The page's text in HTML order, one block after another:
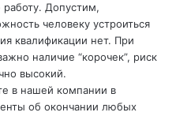
Допустим,
человеку устроиться
квалификации нет. При
наличие “корочек”, риск
высокий.
в нашей компании в
об окончании любых